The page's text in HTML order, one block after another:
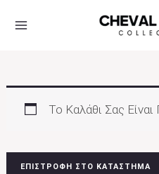
Στο
Το Καλάθι Σας
ΕΠΙΣΤΡΟΦΉ ΣΤΟ ΚΑΤΆΣΤΗΜΑ